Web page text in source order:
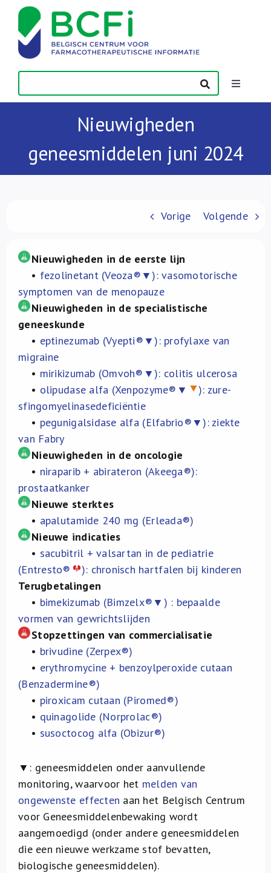
content
Toggle
Publicaties
Over ons
FR
Nieuwigheden
geneesmiddelen juni 2024
Vorige Volgende
Nieuwigheden in de eerste lijn
• fezolinetant (Veoza®▼): vasomotorische
symptomen van de menopauze
Nieuwigheden in de specialistische
geneeskunde
• eptinezumab (Vyepti®▼): profylaxe van
migraine
• mirikizumab (Omvoh®▼): colitis ulcerosa
• olipudase alfa (Xenpozyme®▼
): zure-
sfingomyelinasedeficiëntie
• pegunigalsidase alfa (Elfabrio®▼): ziekte
van Fabry
Nieuwigheden in de oncologie
• niraparib + abirateron (Akeega®):
prostaatkanker
Nieuwe sterktes
• apalutamide 240 mg (Erleada®)
Nieuwe indicaties
• sacubitril + valsartan in de pediatrie
(Entresto®
): chronisch hartfalen bij kinderen
Terugbetalingen
• bimekizumab (Bimzelx®▼) : bepaalde
vormen van gewrichtslijden
Stopzettingen van commercialisatie
• brivudine (Zerpex®)
• erythromycine + benzoylperoxide cutaan
(Benzadermine®)
• piroxicam cutaan (Piromed®)
• quinagolide (Norprolac®)
• susoctocog alfa (Obizur®)
▼: geneesmiddelen onder aanvullende
monitoring, waarvoor het melden van
ongewenste effecten aan het Belgisch Centrum
voor Geneesmiddelenbewaking wordt
aangemoedigd (onder andere geneesmiddelen
die een nieuwe werkzame stof bevatten,
biologische geneesmiddelen).